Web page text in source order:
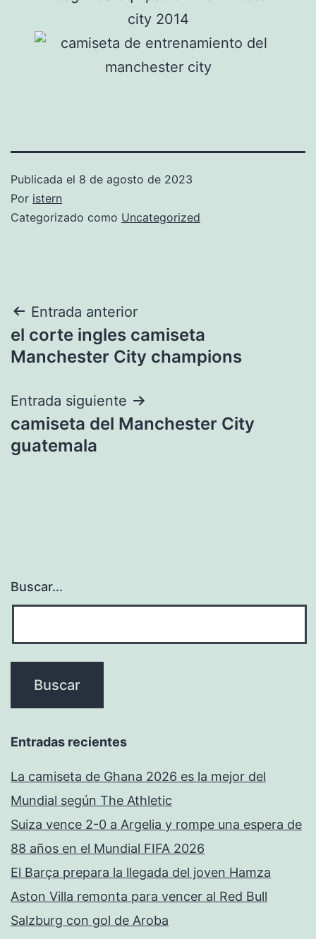
Publicada el 8 de agosto de 2023
Por istern
Categorizado como Uncategorized
Navegación
de
Entrada anterior
el corte ingles camiseta
Manchester City champions
Entrada siguiente
camiseta del Manchester City
guatemala
Buscar...
Entradas recientes
La camiseta de Ghana 2026 es la mejor del
Mundial según The Athletic
Suiza vence 2-0 a Argelia y rompe una espera de
88 años en el Mundial FIFA 2026
El Barça prepara la llegada del joven Hamza
Aston Villa remonta para vencer al Red Bull
Salzburg con gol de Aroba